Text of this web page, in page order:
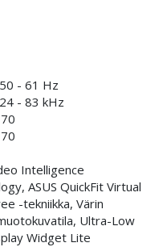
- 61 Hz
- 83 kHz
Intelligence
ASUS QuickFit Virtual
-tekniikka, Värin
Ultra-Low
Widget Lite